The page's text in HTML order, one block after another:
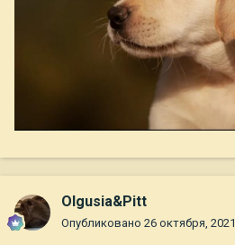
Olgusia&Pitt
Опубликовано 26 октября, 2021